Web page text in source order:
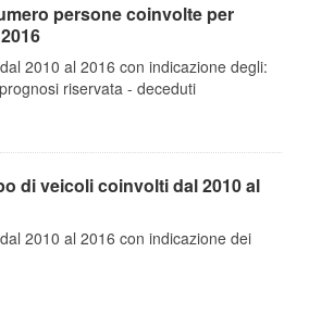
persone coinvolte per
2010 al 2016 con indicazione degli:
riservata - deceduti
di veicoli coinvolti dal 2010 al
2010 al 2016 con indicazione dei